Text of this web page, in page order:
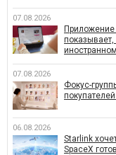
07.08.2026
Приложение
показывает,
07.08.2026
Фокус-
06.08.2026
Starlink
SpaceX